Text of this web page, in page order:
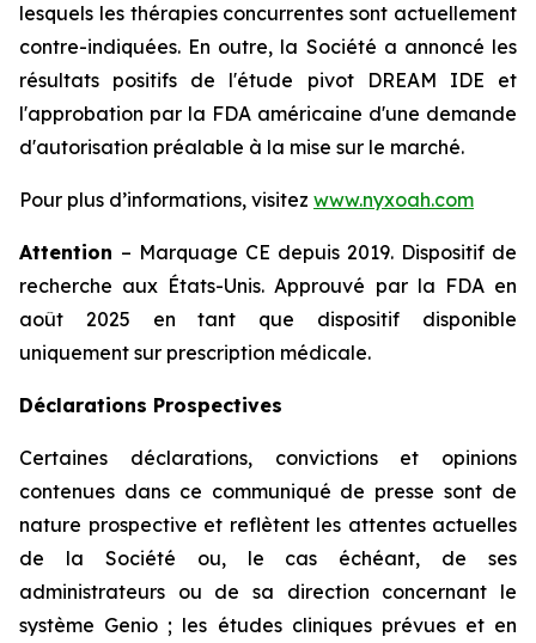
lesquels les thérapies concurrentes sont actuellement
contre-indiquées. En outre, la Société a annoncé les
résultats positifs de l'étude pivot DREAM IDE et
l'approbation par la FDA américaine d'une demande
d'autorisation préalable à la mise sur le marché.
Pour plus d’informations, visitez www.nyxoah.com
Attention – Marquage CE depuis 2019. Dispositif de
recherche aux États-Unis. Approuvé par la FDA en
août 2025 en tant que dispositif disponible
uniquement sur prescription médicale.
Déclarations Prospectives
Certaines déclarations, convictions et opinions
contenues dans ce communiqué de presse sont de
nature prospective et reflètent les attentes actuelles
de la Société ou, le cas échéant, de ses
administrateurs ou de sa direction concernant le
système Genio ; les études cliniques prévues et en